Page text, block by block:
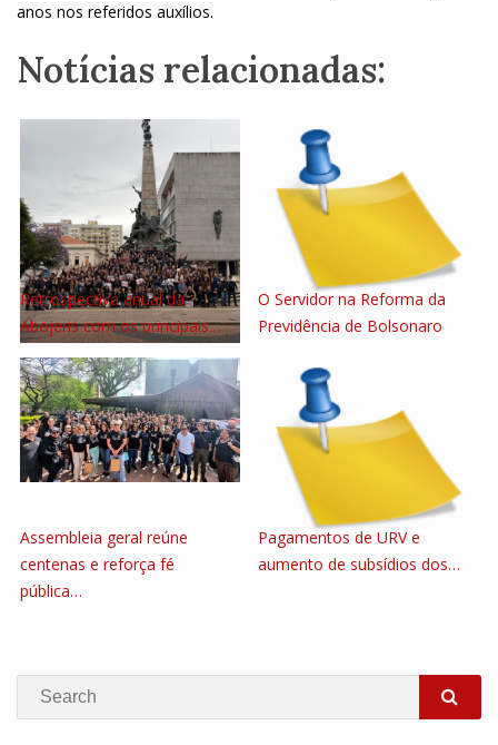
anos nos referidos auxílios.
Notícias relacionadas:
Retrospectiva anual da
Abojeris com os principais…
O Servidor na Reforma da
Previdência de Bolsonaro
Assembleia geral reúne
centenas e reforça fé
pública…
Pagamentos de URV e
aumento de subsídios dos…
Search